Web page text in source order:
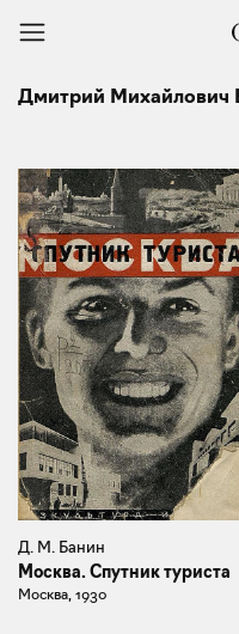
Дмитрий Михайлович
Д. М. Банин
Москва. Спутник туриста
Москва, 1930